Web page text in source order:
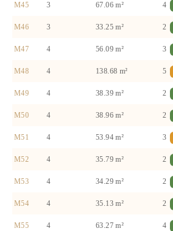
M45 3 67.06 m² 4
M46 3 33.25 m² 2
M47 4 56.09 m² 3
M48 4 138.68 m² 5
M49 4 38.39 m² 2
M50 4 38.96 m² 2
M51 4 53.94 m² 3
M52 4 35.79 m² 2
M53 4 34.29 m² 2
M54 4 35.13 m² 2
M55 4 63.27 m² 4